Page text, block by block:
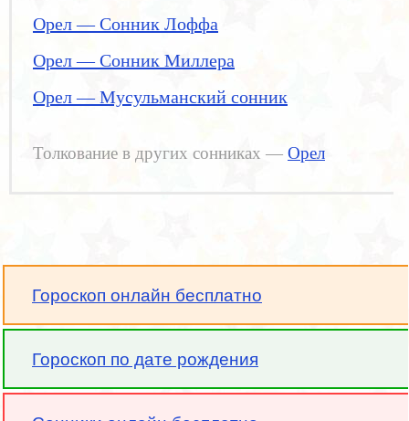
Орел — Сонник Лоффа
Орел — Сонник Миллера
Орел — Мусульманский сонник
Толкование в других сонниках — Орел
Гороскоп онлайн бесплатно
Гороскоп по дате рождения